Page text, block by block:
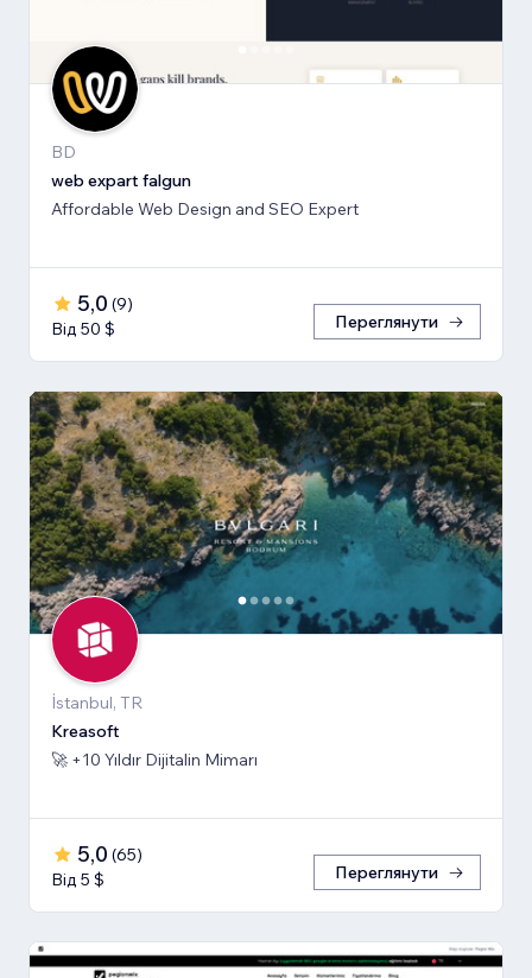
BD
web expart falgun
Affordable Web Design and SEO Expert
5,0 (9)
Від 50 $
Переглянути
İstanbul, TR
Kreasoft
🚀 +10 Yıldır Dijitalin Mimarı
5,0 (65)
Від 5 $
Переглянути